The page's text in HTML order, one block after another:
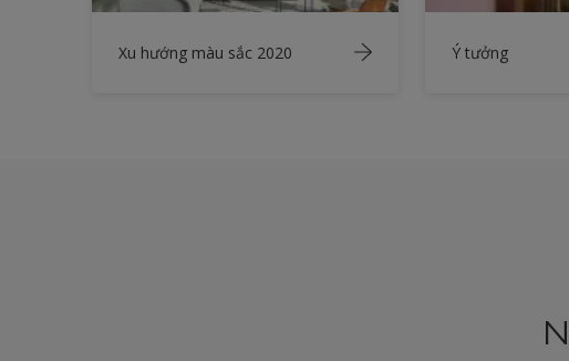
Xu hướng màu sắc 2020 Ý tưởng